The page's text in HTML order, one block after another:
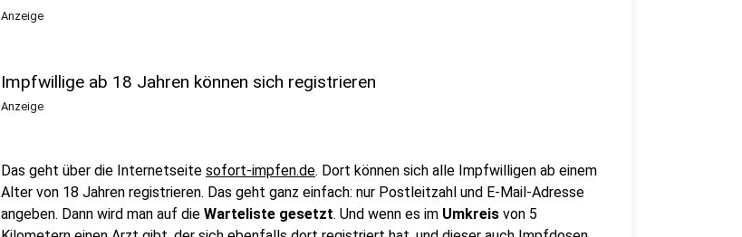
Anzeige
Impfwillige ab 18 Jahren können sich registrieren
Anzeige
Das geht über die Internetseite sofort-impfen.de. Dort können sich alle Impfwilligen ab einem
Alter von 18 Jahren registrieren. Das geht ganz einfach: nur Postleitzahl und E-Mail-Adresse
angeben. Dann wird man auf die Warteliste gesetzt. Und wenn es im Umkreis von 5